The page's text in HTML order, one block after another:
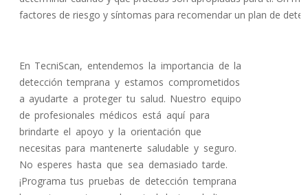
factores de riesgo y síntomas para recomendar un plan de
En TecniScan, entendemos la importancia de la
detección temprana y estamos comprometidos
a ayudarte a proteger tu salud. Nuestro equipo
de profesionales médicos está aquí para
brindarte el apoyo y la orientación que
necesitas para mantenerte saludable y seguro.
No esperes hasta que sea demasiado tarde.
¡Programa tus pruebas de detección temprana